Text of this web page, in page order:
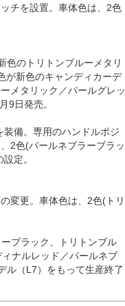
チを設置。車体色は、2色
色のトリトンブルーメタリ
が新色のキャンディカーデ
メタリック／パールグレッ
9日発売。
備。専用のハンドルポジ
2色(パールネブラーブラッ
定。
変更。車体色は、2色(トリ
ブラック、トリトンブル
ナルレッド／パールネブ
ル（L7）をもって生産終了